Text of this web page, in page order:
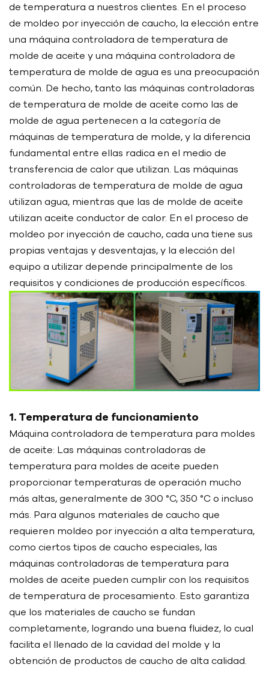
de temperatura a nuestros clientes. En el proceso
de moldeo por inyección de caucho, la elección entre
una máquina controladora de temperatura de
molde de aceite y una máquina controladora de
temperatura de molde de agua es una preocupación
común. De hecho, tanto las máquinas controladoras
de temperatura de molde de aceite como las de
molde de agua pertenecen a la categoría de
máquinas de temperatura de molde, y la diferencia
fundamental entre ellas radica en el medio de
transferencia de calor que utilizan. Las máquinas
controladoras de temperatura de molde de agua
utilizan agua, mientras que las de molde de aceite
utilizan aceite conductor de calor. En el proceso de
moldeo por inyección de caucho, cada una tiene sus
propias ventajas y desventajas, y la elección del
equipo a utilizar depende principalmente de los
requisitos y condiciones de producción específicos.
1. Temperatura de funcionamiento
Máquina controladora de temperatura para moldes
de aceite: Las máquinas controladoras de
temperatura para moldes de aceite pueden
proporcionar temperaturas de operación mucho
más altas, generalmente de 300 °C, 350 °C o incluso
más. Para algunos materiales de caucho que
requieren moldeo por inyección a alta temperatura,
como ciertos tipos de caucho especiales, las
máquinas controladoras de temperatura para
moldes de aceite pueden cumplir con los requisitos
de temperatura de procesamiento. Esto garantiza
que los materiales de caucho se fundan
completamente, logrando una buena fluidez, lo cual
facilita el llenado de la cavidad del molde y la
obtención de productos de caucho de alta calidad.